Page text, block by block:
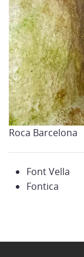
Roca Barcelona
Font Vella
Fontica